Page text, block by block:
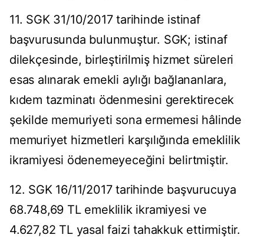
11. SGK 31/10/2017 tarihinde istinaf
başvurusunda bulunmuştur. SGK; istinaf
dilekçesinde, birleştirilmiş hizmet süreleri
esas alınarak emekli aylığı bağlananlara,
kıdem tazminatı ödenmesini gerektirecek
şekilde memuriyeti sona ermemesi hâlinde
memuriyet hizmetleri karşılığında emeklilik
ikramiyesi ödenemeyeceğini belirtmiştir.
12. SGK 16/11/2017 tarihinde başvurucuya
68.748,69 TL emeklilik ikramiyesi ve
4.627,82 TL yasal faizi tahakkuk ettirmiştir.